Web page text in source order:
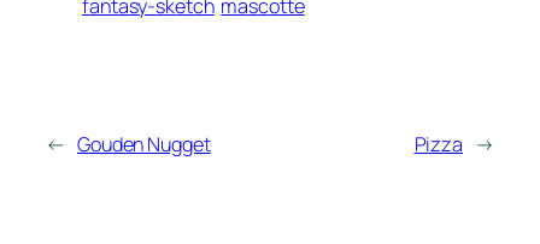
fantasy-sketch mascotte
← Gouden Nugget Pizza →